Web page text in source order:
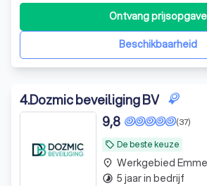
score sinds 2019. Doe wat je zegt!
Beschikbaarheid
Ontvang prijsopgave
4.Dozmic beveiliging BV
local_offer De beste keuze
(37)
9,8
place Werkgebied
timelapse 5 jaar in bedrijf